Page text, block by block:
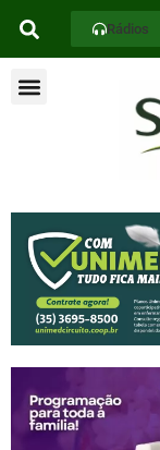
Rádios